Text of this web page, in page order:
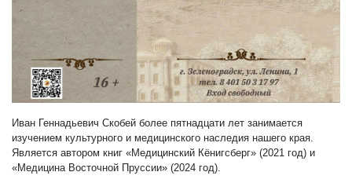
Иван Геннадьевич Скобей более пятнадцати лет занимается
изучением культурного и медицинского наследия нашего края.
Является автором книг «Медицинский Кёнигсберг» (2021 год) и
«Медицина Восточной Пруссии» (2024 год).